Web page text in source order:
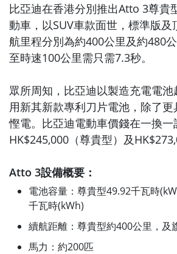
比亞迪在香港分別推出Atto 3尊貴
動車，以SUV車款面世，標準版及
航里程分別為約400公里及約480
至時速100公里需只需7.3秒。
眾所周知，比亞迪以製造充電電
用新其新款專利刀片電池，除了
慳電。比亞迪電動車價錢在一換
HK$245,000（尊貴型）及
Atto 3設備概要：
電池容量：尊貴型49.92千瓦時
千瓦時(kWh)
續航距離：尊貴型約400公里，及
馬力：約200匹